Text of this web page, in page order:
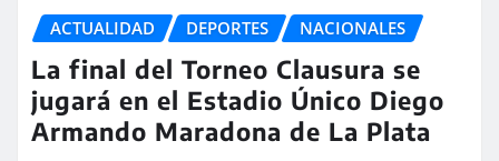
ACTUALIDAD DEPORTES NACIONALES
La final del Torneo Clausura se
jugará en el Estadio Único Diego
Armando Maradona de La Plata